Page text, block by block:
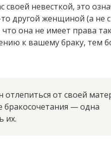
невесткой, это
другой женщиной (а не с
она не имеет права
к вашему браку, тем
от своей
бракосочетания — одна
их.